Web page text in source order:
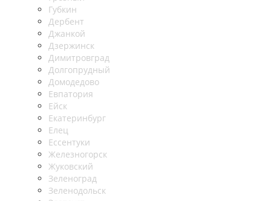
Губкин
Дербент
Джанкой
Дзержинск
Димитровград
Долгопрудный
Домодедово
Евпатория
Ейск
Екатеринбург
Елец
Ессентуки
Железногорск
Жуковский
Зеленоград
Зеленодольск